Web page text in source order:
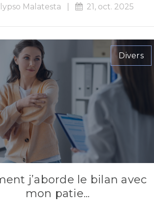
Malatesta | 21, oct. 2025
Divers
j’aborde le bilan avec
mon patie...